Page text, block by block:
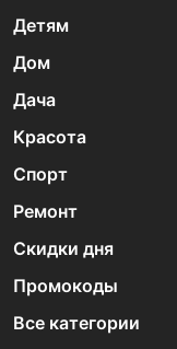
Детям
Дом
Дача
Красота
Спорт
Ремонт
Скидки дня
Промокоды
Все категории